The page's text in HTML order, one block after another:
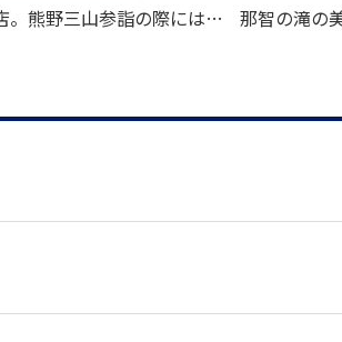
熊野三山参詣の際にはぜ
那智の滝の